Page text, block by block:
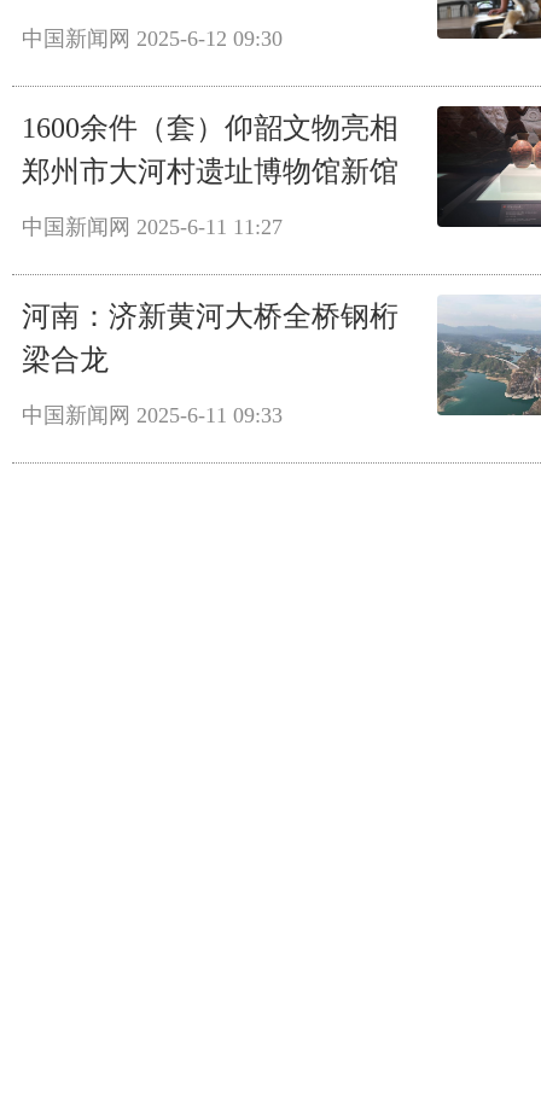
中国新闻网 2025-6-12 09:30
1600余件（套）仰韶文物亮相
郑州市大河村遗址博物馆新馆
中国新闻网 2025-6-11 11:27
河南：济新黄河大桥全桥钢桁
梁合龙
中国新闻网 2025-6-11 09:33